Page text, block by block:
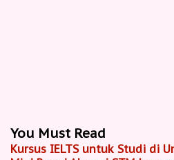
You Must Read
Kursus IELTS untuk Studi di